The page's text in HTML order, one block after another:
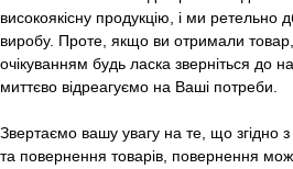
високоякісну продукцію, і ми ретельно
виробу. Проте, якщо ви отримали
очікуванням будь ласка зверніться до
миттєво відреагуємо на Ваші потреби.
Звертаємо вашу увагу на те, що згідно
та повернення товарів, повернення